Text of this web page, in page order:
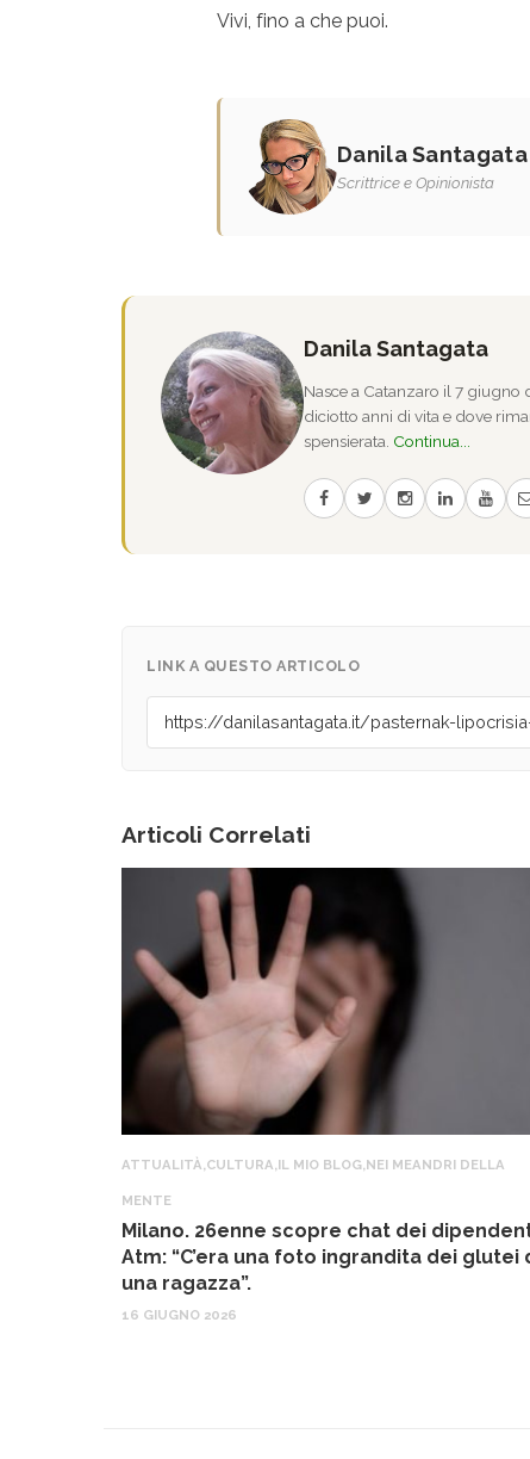
Vivi, fino a che puoi.
Danila Santagata
Scrittrice e Opinionista
Danila Santagata
Nasce a Catanzaro il 7 giugno
diciotto anni di vita e dove
spensierata. Continua...
LINK A QUESTO ARTICOLO
Articoli Correlati
ATTUALITÀ CULTURA IL MIO BLOG NEI MEANDRI DELLA
MENTE
Milano. 26enne scopre chat dei
Atm: “C’era una foto ingrandita dei glutei
una ragazza”.
16 GIUGNO 2026